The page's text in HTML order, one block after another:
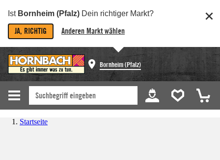
Ist Bornheim (Pfalz) Dein richtiger Markt?
JA, RICHTIG Anderen Markt wählen
Bornheim (Pfalz)
Startseite